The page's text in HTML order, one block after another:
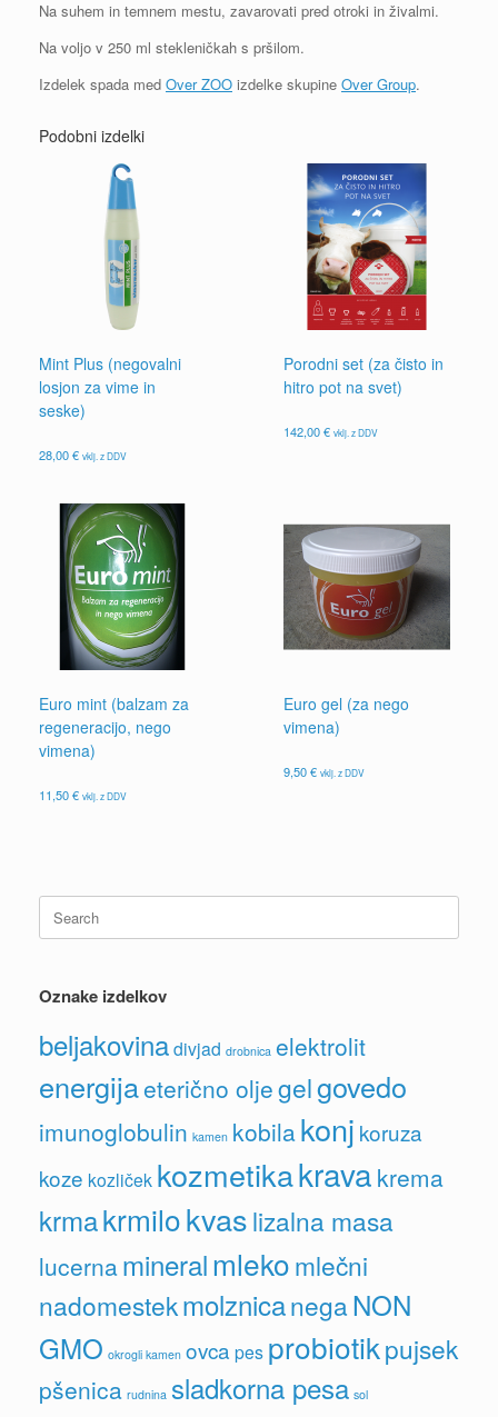
Na suhem in temnem mestu, zavarovati pred otroki in živalmi.
Na voljo v 250 ml stekleničkah s pršilom.
Izdelek spada med Over ZOO izdelke skupine Over Group.
Podobni izdelki
Mint Plus (negovalni
losjon za vime in
seske)
28,00€ vklj. z DDV
Porodni set (za čisto in
hitro pot na svet)
142,00€ vklj. z DDV
Euro mint (balzam za
regeneracijo, nego
vimena)
11,50€ vklj. z DDV
Euro gel (za nego
vimena)
9,50€ vklj. z DDV
for:
Oznake izdelkov
beljakovinadivjad drobnica elektrolit
energijaeterično oljegelgovedo
imunoglobulin kamen kobilakonj koruza
koze kozliček kozmetikakrava krema
krmakrmilokvaslizalna masa
lucernamineralmlekomlečni
nadomestekmolznicanegaNON
GMO okrogli kamen ovca pes probiotikpujsek
pšenica rudnina sladkorna pesa sol